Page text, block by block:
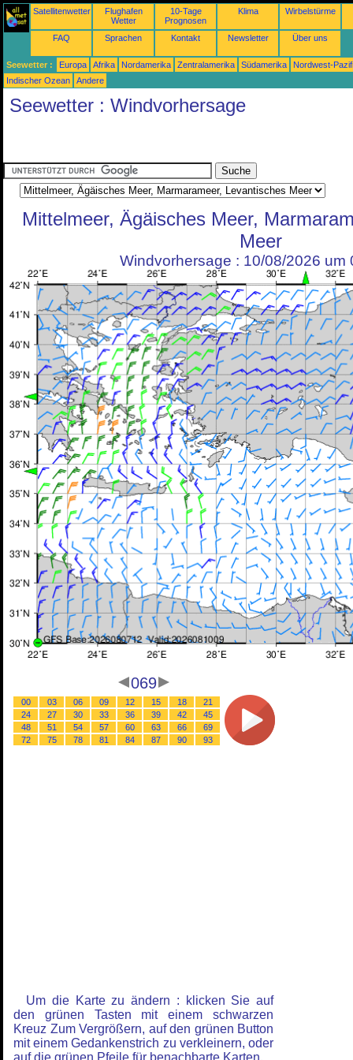
Satellitenwetter
Flughafen
Wetter
10-Tage
Prognosen
Klima Wirbelstürme
FAQ Sprachen Kontakt Newsletter Über uns
Seewetter : Europa Afrika Nordamerika Zentralamerika Südamerika
Nordwest-
Indischer Ozean
Andere
Seewetter : Windvorhersage
Mittelmeer, Ägäisches Meer,
Meer
Windvorhersage : 10/08/2026 um
069
00 03 06 09 12 15 18
21
24
27 30 33 36 39 42
45
48
51 54 57 60 63 66
69
72
75 78 81 84 87 90 93
Um die Karte zu ändern : klicken Sie auf
den grünen Tasten mit einem schwarzen
Kreuz Zum Vergrößern, auf den grünen Button
mit einem Gedankenstrich zu verkleinern, oder
auf die grünen Pfeile für benachbarte Karten.